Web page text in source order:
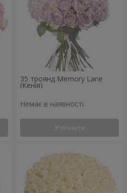
35 троянд Memory Lane
(Кенія)
Немає в наявності
Уточнити